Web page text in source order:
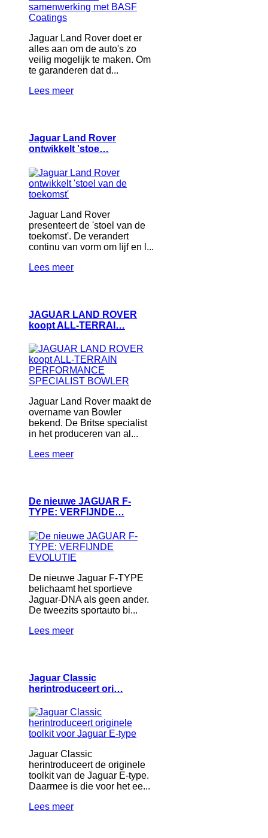
Jaguar Land Rover doet er
alles aan om de auto's zo
veilig mogelijk te maken. Om
te garanderen dat d...
Lees meer
Jaguar Land Rover
ontwikkelt 'stoe…
Jaguar Land Rover
presenteert de 'stoel van de
toekomst'. De verandert
continu van vorm om lijf en l...
Lees meer
JAGUAR LAND ROVER
koopt ALL‑TERRAI…
Jaguar Land Rover maakt de
overname van Bowler
bekend. De Britse specialist
in het produceren van al...
Lees meer
De nieuwe JAGUAR F-
TYPE: VERFIJNDE…
De nieuwe Jaguar F-TYPE
belichaamt het sportieve
Jaguar-DNA als geen ander.
De tweezits sportauto bi...
Lees meer
Jaguar Classic
herintroduceert ori…
Jaguar Classic
herintroduceert de originele
toolkit van de Jaguar E-type.
Daarmee is die voor het ee...
Lees meer